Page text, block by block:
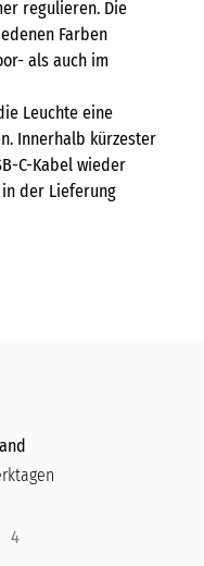
regulieren. Die
Farben
als auch im
Leuchte eine
Innerhalb kürzester
C-Kabel wieder
der Lieferung